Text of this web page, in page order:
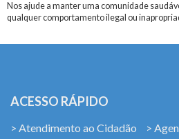
Nos ajude a manter uma comunidade
qualquer comportamento ilegal ou
ACESSO RÁPIDO
> Atendimento ao Cidadão
>